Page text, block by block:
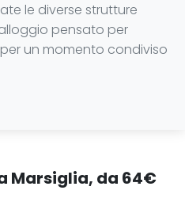
le diverse strutture
pensato per
un momento condiviso
Marsiglia, da 64€